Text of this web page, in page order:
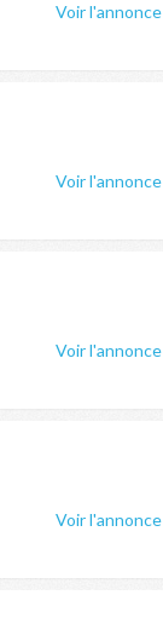
Voir l'annonce
Voir l'annonce
Voir l'annonce
Voir l'annonce